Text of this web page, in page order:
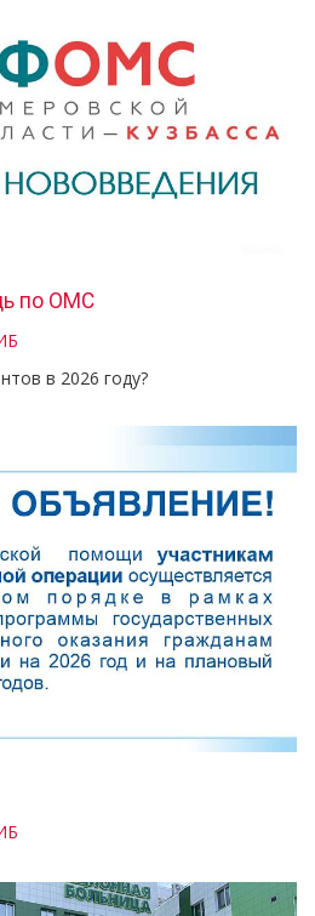
по ОМС
в 2026 году?